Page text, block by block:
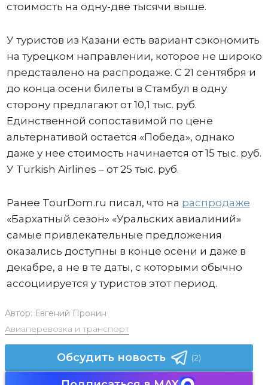
стоимость на одну-две тысячи выше.
У туристов из Казани есть вариант сэкономить
на турецком направлении, которое не широко
представлено на распродаже. С 21 сентября и
до конца осени билеты в Стамбул в одну
сторону предлагают от 10,1 тыс. руб.
Единственной сопоставимой по цене
альтернативой остается «Победа», однако
даже у нее стоимость начинается от 15 тыс. руб.
У Turkish Airlines – от 25 тыс. руб.
Ранее TourDom.ru писал, что на распродаже
«Бархатный сезон» «Уральских авиалиний»
самые привлекательные предложения
оказались доступны в конце осени и даже в
декабре, а не в те даты, с которыми обычно
ассоциируется у туристов этот период.
Автор: Евгений Пронин
Авиаперевозка и транспорт
Обсудить новость (2)